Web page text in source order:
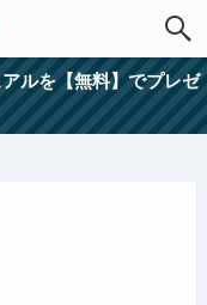
ルを【無料】でプレゼ